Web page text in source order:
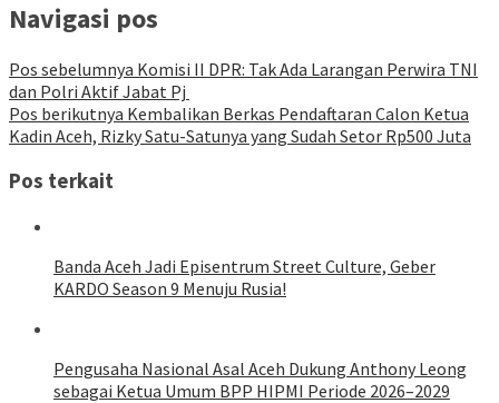
Navigasi pos
Pos sebelumnya Komisi II DPR: Tak Ada Larangan Perwira TNI
dan Polri Aktif Jabat Pj
Pos berikutnya Kembalikan Berkas Pendaftaran Calon Ketua
Kadin Aceh, Rizky Satu-Satunya yang Sudah Setor Rp500 Juta
Pos terkait
Banda Aceh Jadi Episentrum Street Culture, Geber
KARDO Season 9 Menuju Rusia!
Pengusaha Nasional Asal Aceh Dukung Anthony Leong
sebagai Ketua Umum BPP HIPMI Periode 2026–2029